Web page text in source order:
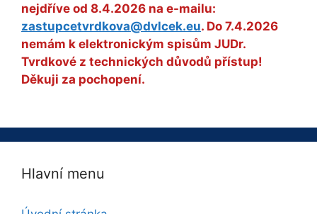
nejdříve od 8.4.2026 na e-mailu:
zastupcetvrdkova@dvlcek.eu. Do 7.4.2026
nemám k elektronickým spisům JUDr.
Tvrdkové z technických důvodů přístup!
Děkuji za pochopení.
Hlavní menu